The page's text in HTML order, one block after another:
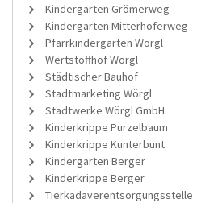
Kindergarten Grömerweg
Kindergarten Mitterhoferweg
Pfarrkindergarten Wörgl
Wertstoffhof Wörgl
Städtischer Bauhof
Stadtmarketing Wörgl
Stadtwerke Wörgl GmbH.
Kinderkrippe Purzelbaum
Kinderkrippe Kunterbunt
Kindergarten Berger
Kinderkrippe Berger
Tierkadaverentsorgungsstelle